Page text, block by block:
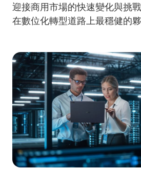
迎接商用市場的快速變化與挑
在數位化轉型道路上最穩健的夥